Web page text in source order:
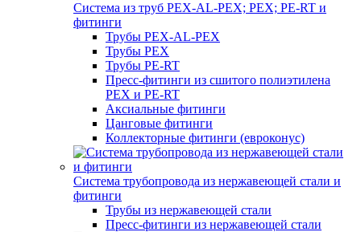
Система из труб PEX-AL-PEX; PEX; PE-RT и
фитинги
Трубы PEX-AL-PEX
Трубы PEX
Трубы PE-RT
Пресс-фитинги из сшитого полиэтилена
PEX и PE-RT
Аксиальные фитинги
Цанговые фитинги
Коллекторные фитинги (евроконус)
Система трубопровода из нержавеющей стали и
фитинги
Трубы из нержавеющей стали
Пресс-фитинги из нержавеющей стали